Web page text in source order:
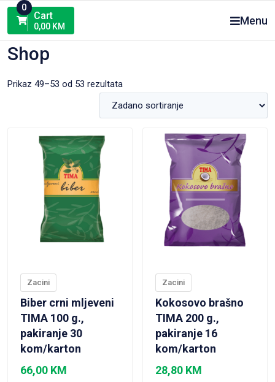
Skip
content
0
Cart
0,00 KM Menu
Shop
Prikaz 49–53 od 53 rezultata
Zacini
Biber crni mljeveni
TIMA 100 g.,
pakiranje 30
kom/karton
66,00 KM
Zacini
Kokosovo brašno
TIMA 200 g.,
pakiranje 16
kom/karton
28,80 KM